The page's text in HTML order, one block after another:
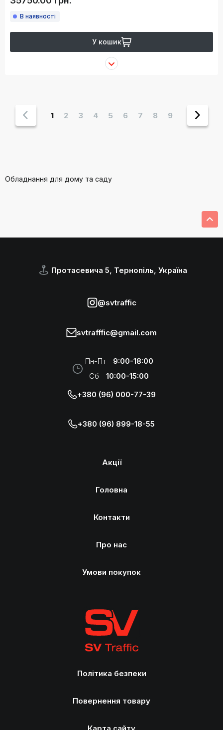
В наявності
У кошик
1 2 3 4 5 6 7 8 9
Обладнання для дому та саду
Політика безпеки
Повернення товару
Акції
Головна
Контакти
Про нас
Умови покупок
Протасевича 5, Тернопіль, Україна
@svtraffic
svtrafffic@gmail.com
Пн-Пт
9:00-18:00
Сб
10:00-15:00
+380 (96) 000-77-39
+380 (96) 899-18-55